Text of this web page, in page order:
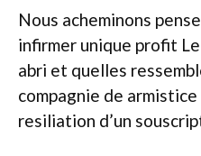
Nous acheminons
infirmer unique profit
abri et quelles
compagnie de
resiliation d’un